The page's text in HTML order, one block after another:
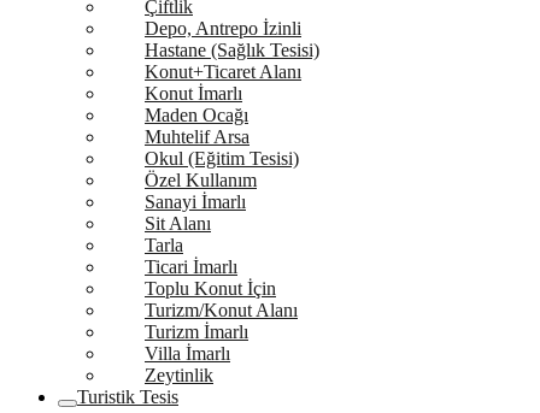
Çiftlik
Depo, Antrepo İzinli
Hastane (Sağlık Tesisi)
Konut+Ticaret Alanı
Konut İmarlı
Maden Ocağı
Muhtelif Arsa
Okul (Eğitim Tesisi)
Özel Kullanım
Sanayi İmarlı
Sit Alanı
Tarla
Ticari İmarlı
Toplu Konut İçin
Turizm/Konut Alanı
Turizm İmarlı
Villa İmarlı
Zeytinlik
Turistik Tesis